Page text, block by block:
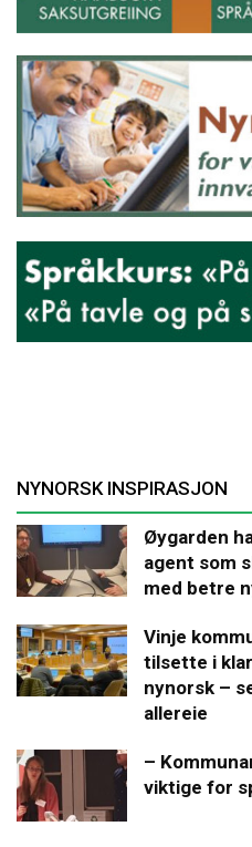
NYNORSK INSPIRASJON
Øygarden
agent som
med betre
Vinje
tilsette i
nynorsk –
allereie
–
viktige for